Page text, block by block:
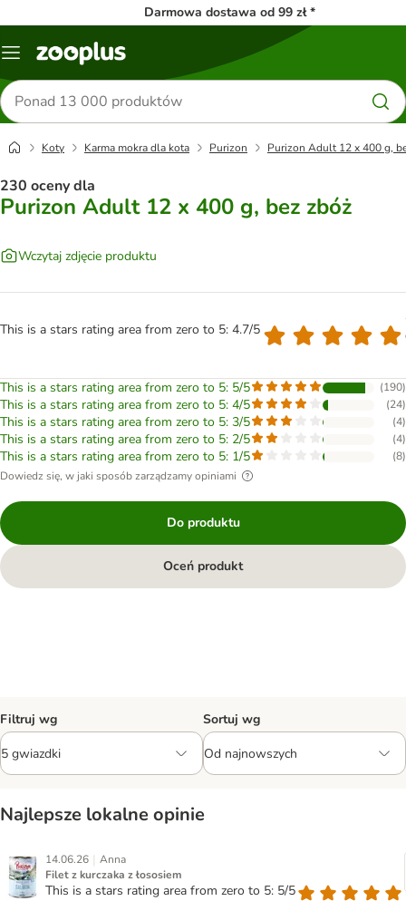
Darmowa dostawa od 99 zł *
Menu
Szukaj
produktów
Koty Karma mokra dla kota Purizon Purizon Adult 12 x 400 g,
230 oceny dla
Purizon Adult 12 x 400 g, bez zbóż
Wczytaj zdjęcie produktu
This is a stars rating area from zero to 5: 4.7/5
This is a stars rating area from zero to 5: 5/5 (190)
This is a stars rating area from zero to 5: 4/5 (24)
This is a stars rating area from zero to 5: 3/5 (4)
This is a stars rating area from zero to 5: 2/5 (4)
This is a stars rating area from zero to 5: 1/5 (8)
Dowiedz się, w jaki sposób zarządzamy opiniami
Do produktu
Oceń produkt
Filtruj wg Sortuj wg
Najlepsze lokalne opinie
14.06.26 | Anna
Filet z kurczaka z łososiem
This is a stars rating area from zero to 5: 5/5